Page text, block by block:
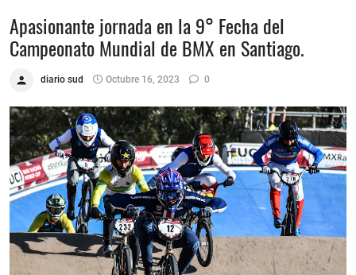
Apasionante jornada en la 9° Fecha del
Campeonato Mundial de BMX en Santiago.
diario sud Octubre 16, 2023 0